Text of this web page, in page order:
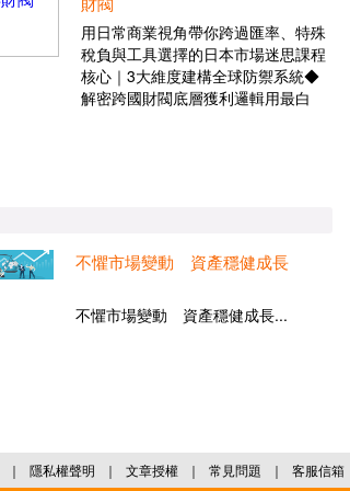
用日常商業視角帶你跨過匯率、特殊
稅負與工具選擇的日本市場迷思課程
核心｜3大維度建構全球防禦系統◆
解密跨國財閥底層獲利邏輯用最白
不懼市場變動 資產穩健成長
不懼市場變動 資產穩健成長...
｜ 隱私權聲明 ｜ 文章授權 ｜ 常見問題 ｜ 客服信箱